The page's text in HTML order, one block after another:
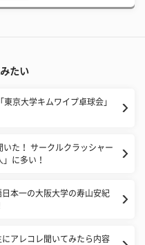
たい
京大学キムワイプ卓球会」
た！ サークルクラッシャー
に多い！
本一の大阪大学の寿山安紀
アレコレ聞いてみたら内容